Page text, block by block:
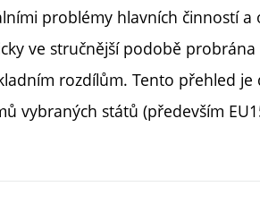
problémy hlavních činností a
ve stručnější podobě
rozdílům. Tento přehled je
vybraných států (především